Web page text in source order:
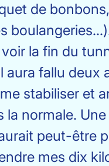
de
la fin du
aura fallu deux
stabiliser et
la normale.
peut-être
mes dix